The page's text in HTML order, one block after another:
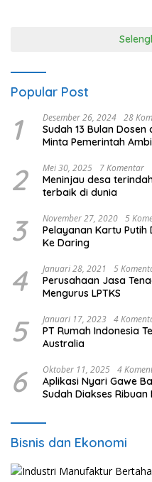
Popular Post
1 Desember 26, 2024 28
Sudah 13 Bulan
Minta Pemerintah
2 Mei 30, 2025 7 Komentar
Meninjau desa
terbaik di dunia
3 November 27, 2020 5
Pelayanan Kartu Putih
Ke Daring
4 Januari 28, 2021 5
Perusahaan Jasa
Mengurus LPTKS
5 Januari 17, 2023 4
PT Rumah Indonesia
Australia
6 Oktober 11, 2025 4
Aplikasi Nyari Gawe
Sudah Diakses Ribuan
Bisnis dan Ekonomi